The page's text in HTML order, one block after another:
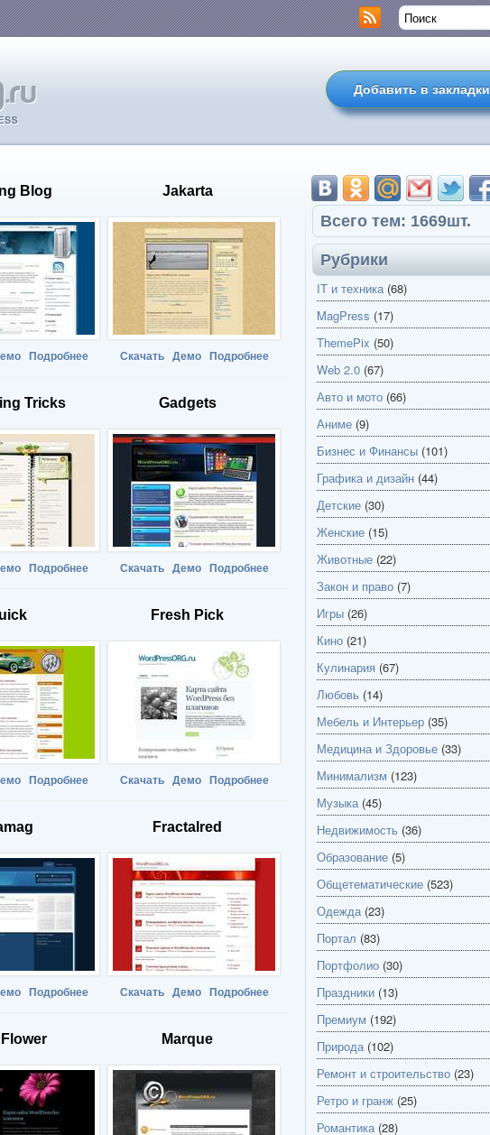
Добавить в
Blog
Подробнее
Jakarta
Скачать Демо Подробнее
Tricks
Подробнее
Gadgets
Скачать Демо Подробнее
Подробнее
Fresh Pick
Скачать Демо Подробнее
Подробнее
Fractalred
Скачать Демо Подробнее
Marque
Всего тем: 1669шт.
Рубрики
IT и техника(68)
MagPress (17)
ThemePix (50)
Web 2.0 (67)
Авто и мото (66)
Аниме (9)
Бизнес и Финансы (101)
Графика и дизайн (44)
Детские (30)
Женские (15)
Животные (22)
Закон и право (7)
Игры (26)
Кино (21)
Кулинария (67)
Любовь (14)
Мебель и Интерьер (35)
Медицина и Здоровье (33)
Минимализм (123)
Музыка(45)
Недвижимость (36)
Образование (5)
Общетематические (523)
Одежда(23)
Портал (83)
Портфолио (30)
Праздники (13)
Премиум (192)
Природа(102)
Ремонт и строительство (23)
Ретро и гранж (25)
Романтика(28)